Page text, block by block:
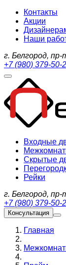
Контакты
Акции
Наши
г. Белгород,
+7 (980) 379-50-
Входные
Скрытые
Рейки
г. Белгород,
+7 (980) 379-50-
Консультация
Главная